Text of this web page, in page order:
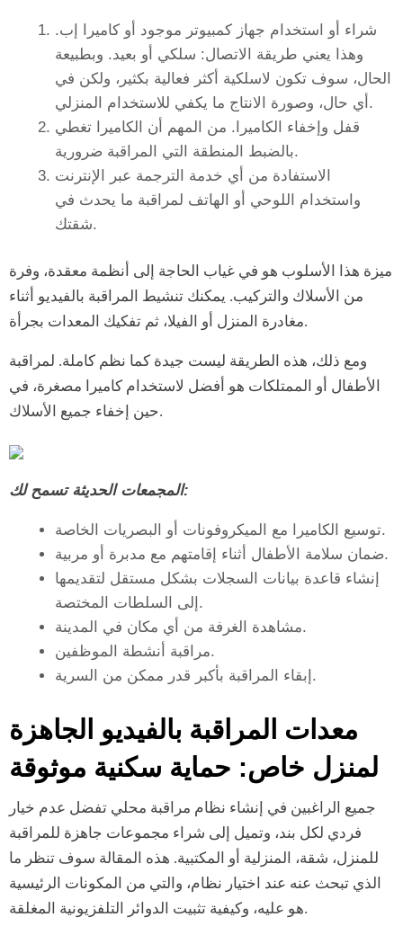
شراء أو استخدام جهاز كمبيوتر موجود أو كاميرا إب.
وهذا يعني طريقة الاتصال: سلكي أو بعيد. وبطبيعة
الحال، سوف تكون لاسلكية أكثر فعالية بكثير، ولكن في
أي حال، وصورة الانتاج ما يكفي للاستخدام المنزلي.
قفل وإخفاء الكاميرا. من المهم أن الكاميرا تغطي
بالضبط المنطقة التي المراقبة ضرورية.
الاستفادة من أي خدمة الترجمة عبر الإنترنت
واستخدام اللوحي أو الهاتف لمراقبة ما يحدث في
شقتك.
ميزة هذا الأسلوب هو في غياب الحاجة إلى أنظمة معقدة، وفرة
من الأسلاك والتركيب. يمكنك تنشيط المراقبة بالفيديو أثناء
مغادرة المنزل أو الفيلا، ثم تفكيك المعدات بجرأة.
ومع ذلك، هذه الطريقة ليست جيدة كما نظم كاملة. لمراقبة
الأطفال أو الممتلكات هو أفضل لاستخدام كاميرا مصغرة، في
حين إخفاء جميع الأسلاك.
المجمعات الحديثة تسمح لك:
توسيع الكاميرا مع الميكروفونات أو البصريات الخاصة.
ضمان سلامة الأطفال أثناء إقامتهم مع مدبرة أو مربية.
إنشاء قاعدة بيانات السجلات بشكل مستقل لتقديمها
إلى السلطات المختصة.
مشاهدة الغرفة من أي مكان في المدينة.
مراقبة أنشطة الموظفين.
إبقاء المراقبة بأكبر قدر ممكن من السرية.
معدات المراقبة بالفيديو الجاهزة
لمنزل خاص: حماية سكنية موثوقة
جميع الراغبين في إنشاء نظام مراقبة محلي تفضل عدم خيار
فردي لكل بند، وتميل إلى شراء مجموعات جاهزة للمراقبة
للمنزل، شقة، المنزلية أو المكتبية. هذه المقالة سوف تنظر ما
الذي تبحث عنه عند اختيار نظام، والتي من المكونات الرئيسية
هو عليه، وكيفية تثبيت الدوائر التلفزيونية المغلقة.